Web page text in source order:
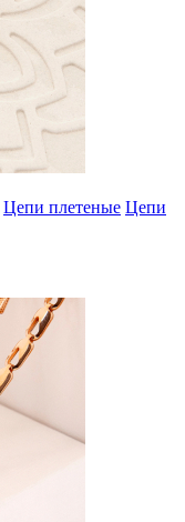
Цепи плетеные Цепи